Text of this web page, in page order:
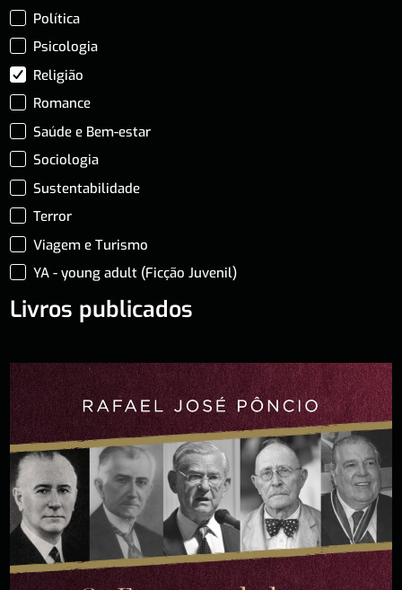
Política
Psicologia
Religião
Romance
Saúde e Bem-estar
Sociologia
Sustentabilidade
Terror
Viagem e Turismo
YA - young adult (Ficção Juvenil)
Livros publicados